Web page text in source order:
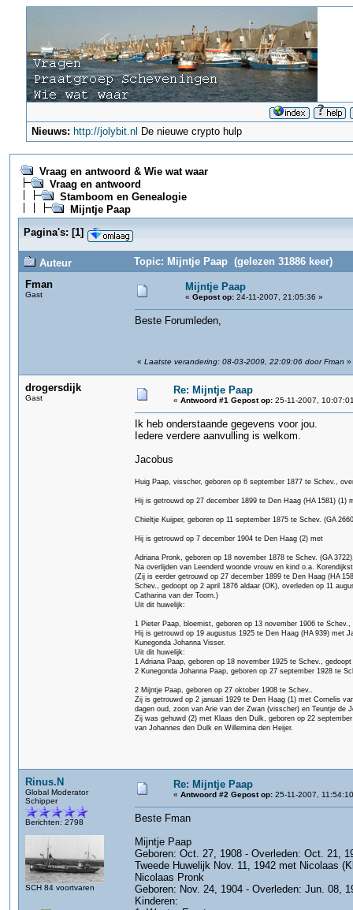
Nieuws: http://jolybit.nl De nieuwe crypto hulp
Vraag en antwoord & Wie wat waar
Vraag en antwoord
Stamboom en Genealogie
Mijntje Paap
Pagina's: [1]
Auteur
Topic: Mijntje Paap (gelezen 31886 keer)
Fman
Gast
Mijntje Paap
« Gepost op: 24-11-2007, 21:05:36 »
Beste Forumleden,
« Laatste verandering: 08-03-2009, 22:09:06 door Fman »
drogersdijk
Gast
Re: Mijntje Paap
« Antwoord #1 Gepost op: 25-11-2007,
Ik heb onderstaande gegevens voor jou.
Iedere verdere aanvulling is welkom.
Jacobus
Huig Paap, visscher, geboren op 6 september 1877 te Schev.,
Hij is getrouwd op 27 december 1899 te Den Haag (HA 1581) (1)
Chieltje Kuijper, geboren op 11 september 1875 te Schev. (GA
Hij is getrouwd op 7 december 1904 te Den Haag (2) met
Adriana Pronk, geboren op 18 november 1878 te Schev. (GA
Na overlijden van Leenderd woonde vrouw en kind o.a.
(Zij is eerder getrouwd op 27 december 1899 te Den Haag (HA
Schev., gedoopt op 2 april 1876 aldaar (OK), overleden op 11
Catharina van der Toorn.)
Uit dit huwelijk:
1 Pieter Paap, bloemist, geboren op 13 november 1906 te
Hij is getrouwd op 19 augustus 1925 te Den Haag (HA 939) met
Kunegonda Johanna Visser.
Uit dit huwelijk:
1 Adriana Paap, geboren op 18 november 1925 te Schev.,
2 Kunegonda Johanna Paap, geboren op 27 september 1928 te
2 Mijntje Paap, geboren op 27 oktober 1908 te Schev..
Zij is getrouwd op 2 januari 1929 te Den Haag (1) met Cornelis
dagen oud, zoon van Arie van der Zwan (visscher) en Teuntje de
Zij was gehuwd (2) met Klaas den Dulk, geboren op 22
van Johannes den Dulk en Willemina den Heijer.
Rinus.N
Global Moderator
Schipper
Berichten: 2798
SCH 84 voortvaren
Re: Mijntje Paap
« Antwoord #2 Gepost op: 25-11-2007,
Beste Fman
Mijntje Paap
Geboren: Oct. 27, 1908 - Overleden: Oct. 21,
Tweede Huwelijk Nov. 11, 1942 met Nicolaas
Nicolaas Pronk
Geboren: Nov. 24, 1904 - Overleden: Jun. 08,
Kinderen: